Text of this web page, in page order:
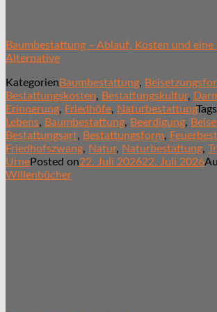
Baumbestattung – Ablauf, Kosten und eine
Alternative
Kategorien Baumbestattung,
Bestattungskosten, Bestattungskultur,
Erinnerung, Friedhöfe, NaturbestattungTags
Lebens, Baumbestattung, Beerdigung,
Bestattungsart, Bestattungsform,
Friedhofszwang, Natur, Naturbestattung,
UrnePosted on22. Juli 202622. Juli 2026
Willenbücher